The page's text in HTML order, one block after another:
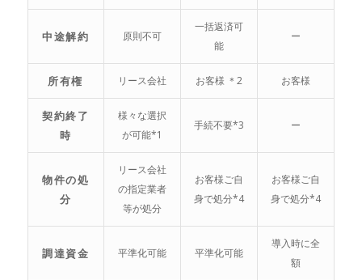
中途解約 原則不可
一括返済可
能
ー
所有権 リース会社 お客様 ＊2 お客様
契約終了
時
様々な選択
が可能*1
手続不要*3 ー
物件の処
分
リース会社
の指定業者
等が処分
お客様ご自
身で処分*4
お客様ご自
身で処分*4
調達資金 平準化可能 平準化可能
導入時に全
額